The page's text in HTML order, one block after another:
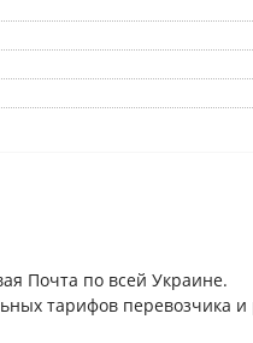
Почта по всей Украине.
тарифов перевозчика